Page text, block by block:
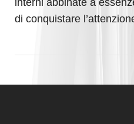
di conquistare